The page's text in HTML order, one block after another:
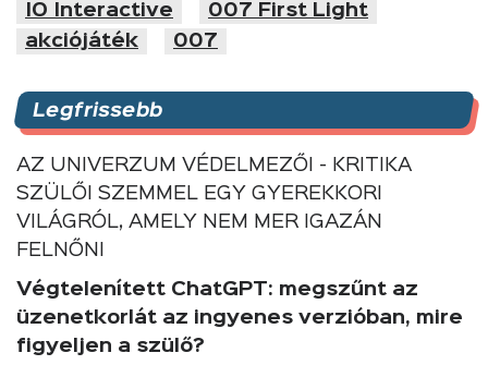
IO Interactive
007 First Light
akciójáték
007
Legfrissebb
AZ UNIVERZUM VÉDELMEZŐI - KRITIKA
SZÜLŐI SZEMMEL EGY GYEREKKORI
VILÁGRÓL, AMELY NEM MER IGAZÁN
FELNŐNI
Végtelenített ChatGPT: megszűnt az
üzenetkorlát az ingyenes verzióban, mire
figyeljen a szülő?